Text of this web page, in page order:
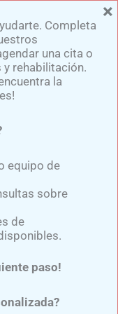
en 1976
una
Completa
una cita o
rehabilitación.
la
equipo de
sobre
de
paso!
×